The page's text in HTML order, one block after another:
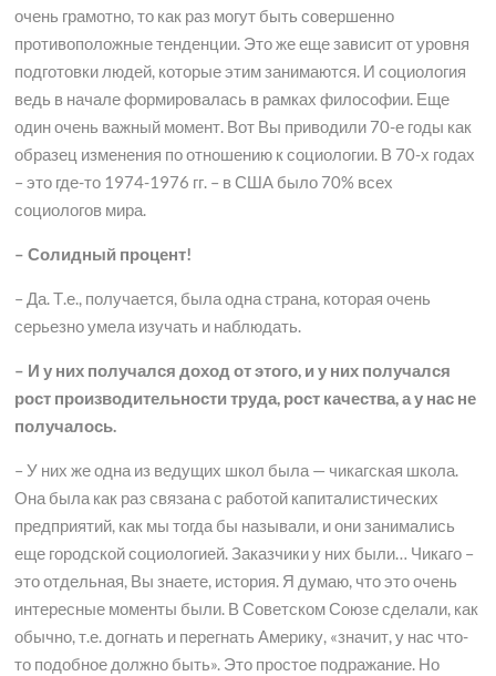
очень грамотно, то как раз могут быть совершенно
противоположные тенденции. Это же еще зависит от уровня
подготовки людей, которые этим занимаются. И социология
ведь в начале формировалась в рамках философии. Еще
один очень важный момент. Вот Вы приводили 70-е годы как
образец изменения по отношению к социологии. В 70-х годах
– это где-то 1974-1976 гг. – в США было 70% всех
социологов мира.
– Солидный процент!
– Да. Т.е., получается, была одна страна, которая очень
серьезно умела изучать и наблюдать.
– И у них получался доход от этого, и у них получался
рост производительности труда, рост качества, а у нас не
получалось.
– У них же одна из ведущих школ была — чикагская школа.
Она была как раз связана с работой капиталистических
предприятий, как мы тогда бы называли, и они занимались
еще городской социологией. Заказчики у них были… Чикаго –
это отдельная, Вы знаете, история. Я думаю, что это очень
интересные моменты были. В Советском Союзе сделали, как
обычно, т.е. догнать и перегнать Америку, «значит, у нас что-
то подобное должно быть». Это простое подражание. Но